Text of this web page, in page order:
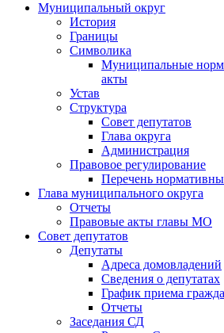
Муниципальный округ
История
Границы
Символика
Муниципальные
акты
Устав
Структура
Совет депутатов
Глава округа
Администрация
Правовое регулирование
Перечень
Глава муниципального округа
Отчеты
Правовые акты главы МО
Совет депутатов
Депутаты
Адреса домовладений
Сведения о депутатах
График приема
Отчеты
Заседания СД